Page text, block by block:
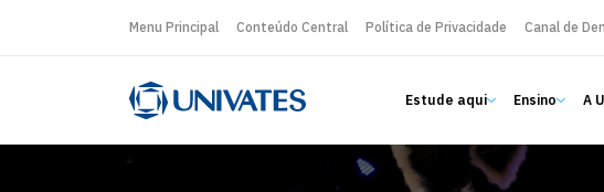
Menu Principal Conteúdo Central Política de Privacidade Canal de
Estude aqui Ensino A